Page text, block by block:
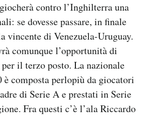
contro l’Inghilterra una
se dovesse passare, in finale
vincente di Venezuela-Uruguay.
comunque l’opportunità di
il terzo posto. La nazionale
è composta perlopiù da giocatori
di Serie A e prestati in Serie
Fra questi c’è l’ala Riccardo